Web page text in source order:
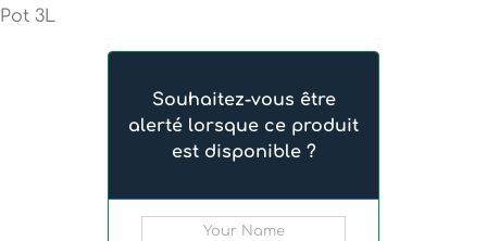
Pot 3L
Souhaitez-vous être
alerté lorsque ce produit
est disponible ?